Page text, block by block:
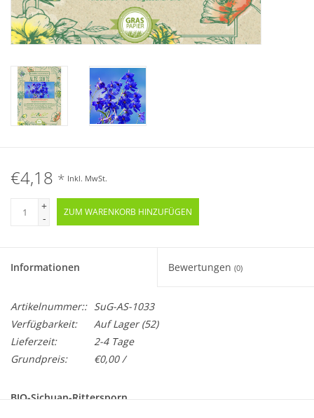
€4,18 * Inkl. MwSt.
+
-
ZUM WARENKORB HINZUFÜGEN
Informationen Bewertungen (0)
Artikelnummer:: SuG-AS-1033
Verfügbarkeit:
Auf Lager(52)
Lieferzeit:
2-4 Tage
Grundpreis:
€0,00 /
BIO-Sichuan-Rittersporn